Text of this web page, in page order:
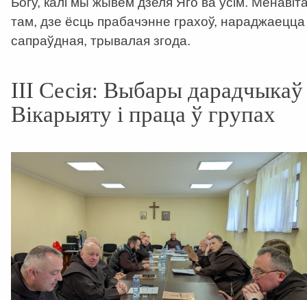
там, дзе ёсць прабачэнне грахоў, нараджаецца
сапраўдная, трывалая згода.
ІІІ Сесія: Выбары дарадчыкаў
Вікарыяту і праца ў групах